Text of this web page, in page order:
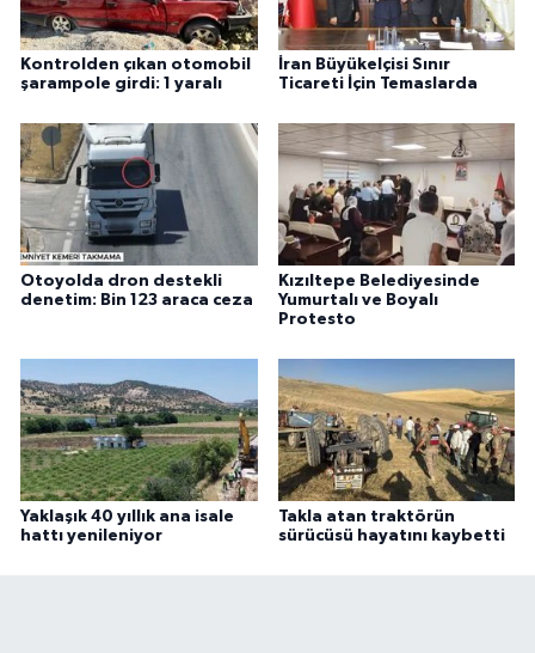
Kontrolden çıkan otomobil
şarampole girdi: 1 yaralı
İran Büyükelçisi Sınır
Ticareti İçin Temaslarda
Otoyolda dron destekli
denetim: Bin 123 araca ceza
Kızıltepe Belediyesinde
Yumurtalı ve Boyalı
Protesto
Yaklaşık 40 yıllık ana isale
hattı yenileniyor
Takla atan traktörün
sürücüsü hayatını kaybetti